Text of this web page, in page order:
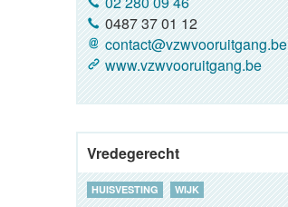
0487 37 01 12
contact@vzwvooruitgang.be
www.vzwvooruitgang.be
Vredegerecht
HUISVESTING WIJK